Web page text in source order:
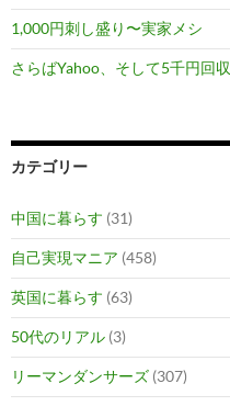
1,000円刺し盛り〜実家メシ
さらばYahoo、そして5千円回収
カテゴリー
中国に暮らす (31)
自己実現マニア (458)
英国に暮らす (63)
50代のリアル (3)
リーマンダンサーズ (307)